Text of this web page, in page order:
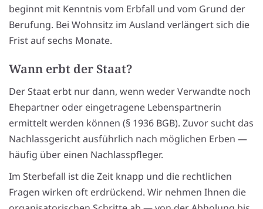
beginnt mit Kenntnis vom Erbfall und vom Grund der
Berufung. Bei Wohnsitz im Ausland verlängert sich die
Frist auf sechs Monate.
Wann erbt der Staat?
Der Staat erbt nur dann, wenn weder Verwandte noch
Ehepartner oder eingetragene Lebenspartnerin
ermittelt werden können (§ 1936 BGB). Zuvor sucht das
Nachlassgericht ausführlich nach möglichen Erben —
häufig über einen Nachlasspfleger.
Im Sterbefall ist die Zeit knapp und die rechtlichen
Fragen wirken oft erdrückend. Wir nehmen Ihnen die